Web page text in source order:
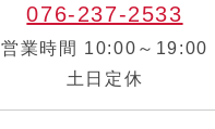
076-237-2533
営業時間 10:00～19:00
土日定休